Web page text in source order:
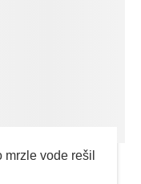
vode rešil